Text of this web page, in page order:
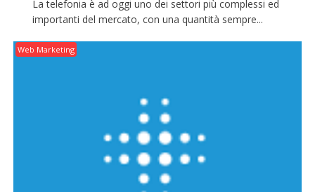
La telefonia è ad oggi uno dei settori più complessi ed
importanti del mercato, con una quantità sempre...
Web Marketing